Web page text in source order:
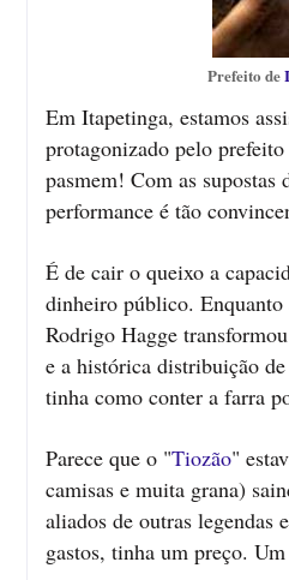
Prefeito de
Em Itapetinga, estamos
protagonizado pelo
pasmem! Com as supostas
performance é tão
É de cair o queixo a
dinheiro público. Enquanto
Rodrigo Hagge
e a histórica distribuição de
tinha como conter a farra
Parece que o "Tiozão"
camisas e muita grana)
aliados de outras legendas
gastos, tinha um preço.